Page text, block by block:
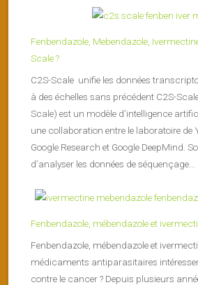
Fenbendazole, Mebendazole,
Scale ?
C2S-Scale unifie les données
à des échelles sans précédent C2S-
Scale) est un modèle d’intelligence
une collaboration entre le laboratoire de
Google Research et Google DeepMind.
d’analyser les données de séquençage...
Fenbendazole, mébendazole et
Fenbendazole, mébendazole et
médicaments antiparasitaires
contre le cancer ? Depuis plusieurs